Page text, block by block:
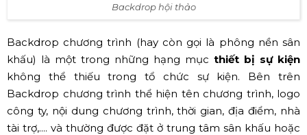
Backdrop hội thảo
Backdrop chương trình (hay còn gọi là phông nền sân
khấu) là một trong những hạng mục thiết bị sự kiện
không thể thiếu trong tổ chức sự kiện. Bên trên
Backdrop chương trình thể hiện tên chương trình, logo
công ty, nội dung chương trình, thời gian, địa điểm, nhà
tài trợ,.... và thường được đặt ở trung tâm sân khấu hoặc